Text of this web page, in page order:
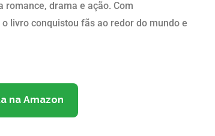
drama e ação. Com
livro conquistou fãs ao redor do mundo e
na Amazon